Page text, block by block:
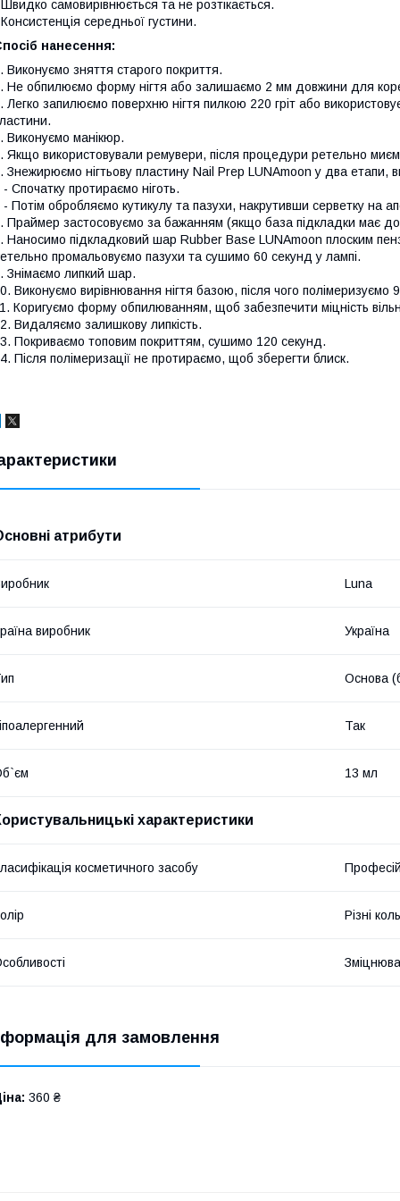
самовирівнюється та не розтікається.
середньої густини.
нанесення:
Виконуємо зняття старого покриття.
Не обпилюємо форму нігтя або залишаємо 2 мм довжини для
Легко запилюємо поверхню нігтя пилкою 220 гріт або
Виконуємо манікюр.
Якщо використовували ремувери, після процедури ретельно
Знежирюємо нігтьову пластину Nail Prep LUNAmoon у два етапи,
- Спочатку протираємо ніготь.
- Потім обробляємо кутикулу та пазухи, накрутивши серветку на
Праймер застосовуємо за бажанням (якщо база підкладки має
Наносимо підкладковий шар Rubber Base LUNAmoon плоским
промальовуємо пазухи та сушимо 60 секунд у лампі.
Знімаємо липкий шар.
Виконуємо вирівнювання нігтя базою, після чого полімеризуємо
Коригуємо форму обпилюванням, щоб забезпечити міцність
Видаляємо залишкову липкість.
Покриваємо топовим покриттям, сушимо 120 секунд.
Після полімеризації не протираємо, щоб зберегти блиск.
атрибути
Luna
виробник Україна
Основа
Так
13 мл
характеристики
косметичного засобу
Різні
для замовлення
360 ₴